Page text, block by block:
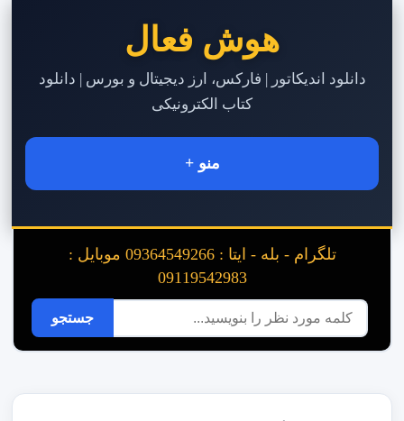
هوش فعال
دانلود اندیکاتور | فارکس، ارز دیجیتال و بورس | دانلود
کتاب الکترونیکی
منو +
تلگرام - بله - ایتا : 09364549266 موبایل :
09119542983